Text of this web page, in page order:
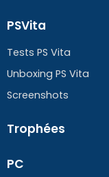
PSVita
Tests PS Vita
Unboxing PS Vita
Screenshots
Trophées
PC